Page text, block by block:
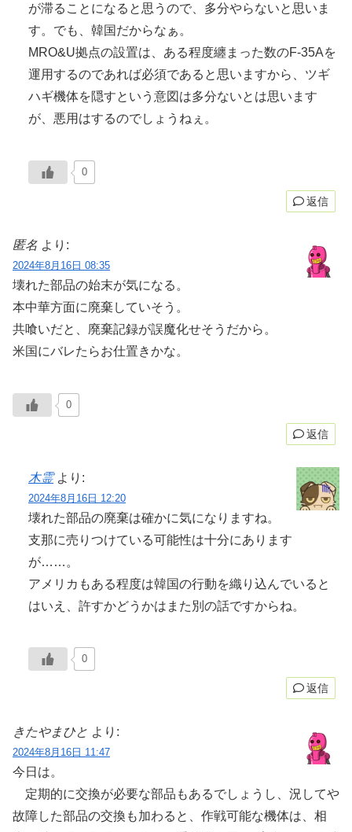
が滞ることになると思うので、多分やらないと思いま
す。でも、韓国だからなぁ。
MRO&U拠点の設置は、ある程度纏まった数のF-35Aを
運用するのであれば必須であると思いますから、ツギ
ハギ機体を隠すという意図は多分ないとは思います
が、悪用はするのでしょうねぇ。
0
返信
匿名 より:
2024年8月16日 08:35
壊れた部品の始末が気になる。
本中華方面に廃棄していそう。
共喰いだと、廃棄記録が誤魔化せそうだから。
米国にバレたらお仕置きかな。
0
返信
木霊 より:
2024年8月16日 12:20
壊れた部品の廃棄は確かに気になりますね。
支那に売りつけている可能性は十分にあります
が……。
アメリカもある程度は韓国の行動を織り込んでいると
はいえ、許すかどうかはまた別の話ですからね。
0
返信
きたやまひと より:
2024年8月16日 11:47
今日は。
定期的に交換が必要な部品もあるでしょうし、況してや
故障した部品の交換も加わると、作戦可能な機体は、相